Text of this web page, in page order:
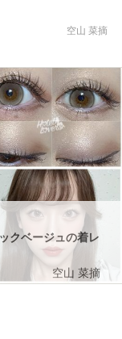
空山 菜摘
クベージュの着レ
空山 菜摘